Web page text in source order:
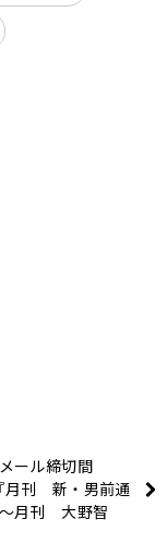
ール締切間
月刊 新・男前通
月刊 大野智